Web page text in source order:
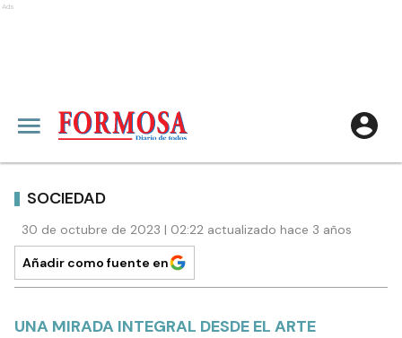
Ads
SOCIEDAD
30 de octubre de 2023 | 02:22 actualizado hace 3 años
Añadir como fuente en
UNA MIRADA INTEGRAL DESDE EL ARTE